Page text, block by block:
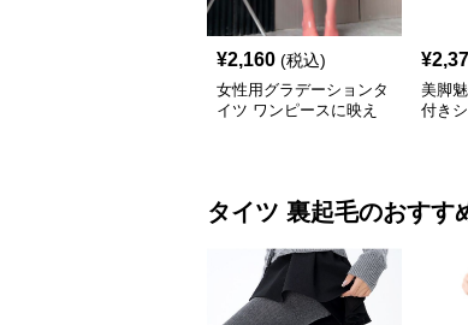
¥2,160 (税込)
女性用グラデーションタ
イツ ワンピースに映え
¥
美脚
付き
タイツ 裏起毛のおすす